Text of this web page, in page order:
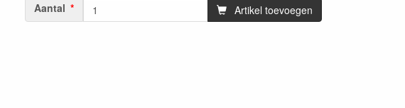
Aantal Artikel toevoegen